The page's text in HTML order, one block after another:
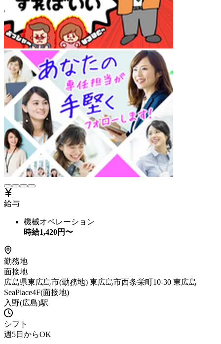
給与
機械オペレーション
時給1,420円〜
勤務地
面接地
広島県東広島市(勤務地) 東広島市西条栄町10-30 東広島
SeaPlace4F(面接地)
入野(広島)駅
シフト
週5日からOK